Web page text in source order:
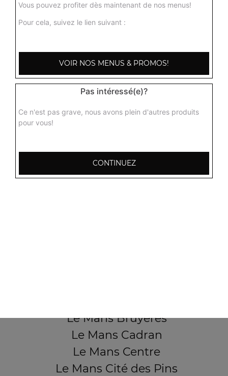
2 Place des Sables
72190 Coulaines
Le Mans Bruyères
Le Mans Cadran
Le Mans Centre
Le Mans Cité des Pins
Vous pouvez profiter dès maintenant de nos menus!
Pour cela, suivez le lien suivant :
VOIR NOS MENUS & PROMOS!
Pas intéressé(e)?
Ce n'est pas grave, nous avons plein d'autres produits
pour vous!
CONTINUEZ